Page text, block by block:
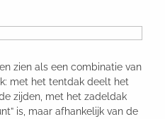
zien als een combinatie van
met het tentdak deelt het
zijden, met het zadeldak
is, maar afhankelijk van de